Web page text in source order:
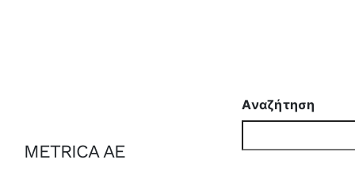
METRICA AE
Αναζήτηση